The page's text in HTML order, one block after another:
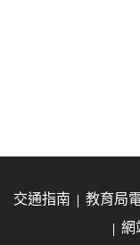
交通指南 教育局
網